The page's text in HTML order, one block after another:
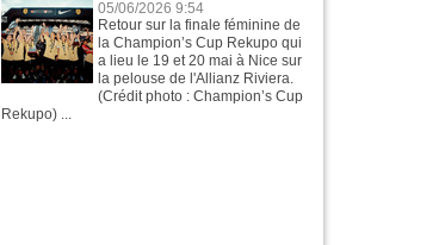
05/06/2026 9:54
Retour sur la finale féminine de
la Champion’s Cup Rekupo qui
a lieu le 19 et 20 mai à Nice sur
la pelouse de l'Allianz Riviera.
(Crédit photo : Champion’s Cup
Rekupo) ...